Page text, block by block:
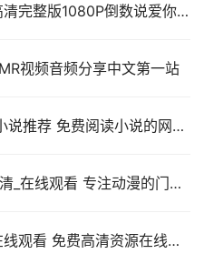
版1080P倒数说爱你电影简介
视频音频分享中文第一站
免费阅读小说的网站哪个好
线观看 专注动漫的门户网站
费高清资源在线观看 详细介绍